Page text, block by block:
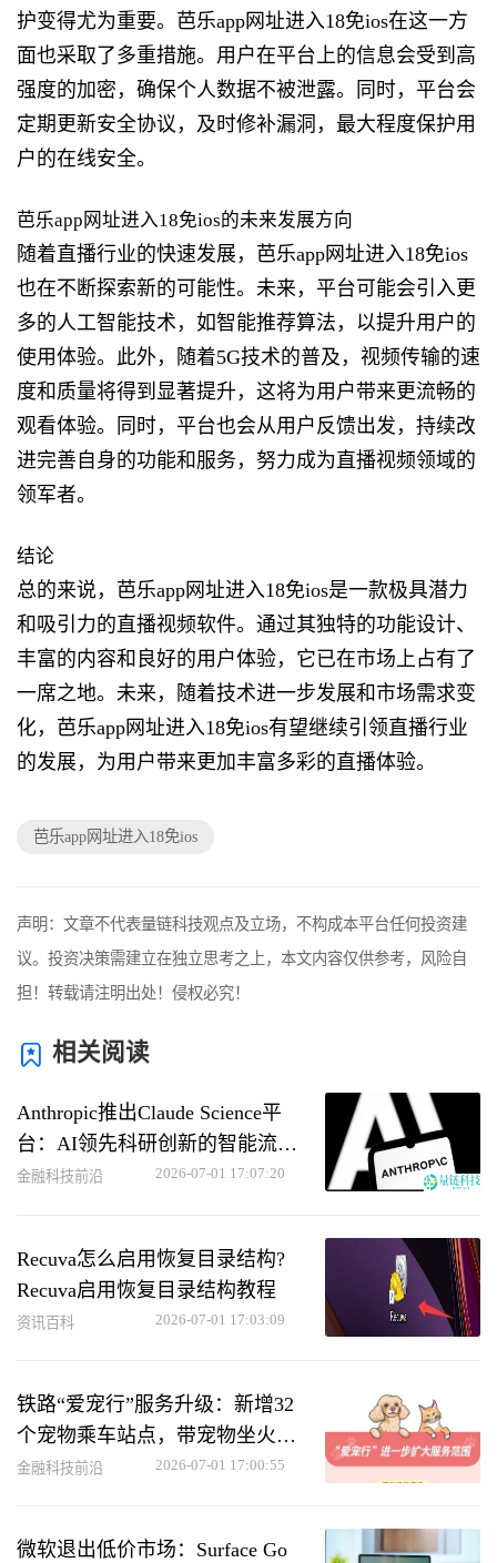
护变得尤为重要。芭乐app网址进入18免ios在这一方
面也采取了多重措施。用户在平台上的信息会受到高
强度的加密，确保个人数据不被泄露。同时，平台会
定期更新安全协议，及时修补漏洞，最大程度保护用
户的在线安全。
芭乐app网址进入18免ios的未来发展方向
随着直播行业的快速发展，芭乐app网址进入18免ios
也在不断探索新的可能性。未来，平台可能会引入更
多的人工智能技术，如智能推荐算法，以提升用户的
使用体验。此外，随着5G技术的普及，视频传输的速
度和质量将得到显著提升，这将为用户带来更流畅的
观看体验。同时，平台也会从用户反馈出发，持续改
进完善自身的功能和服务，努力成为直播视频领域的
领军者。
结论
总的来说，芭乐app网址进入18免ios是一款极具潜力
和吸引力的直播视频软件。通过其独特的功能设计、
丰富的内容和良好的用户体验，它已在市场上占有了
一席之地。未来，随着技术进一步发展和市场需求变
化，芭乐app网址进入18免ios有望继续引领直播行业
的发展，为用户带来更加丰富多彩的直播体验。
芭乐app网址进入18免ios
声明：文章不代表量链科技观点及立场，不构成本平台任何投资建
议。投资决策需建立在独立思考之上，本文内容仅供参考，风险自
担！转载请注明出处！侵权必究！
相关阅读
Anthropic推出Claude Science平
台：AI领先科研创新的智能流水
线
金融科技前沿 2026-07-01 17:07:20
Recuva怎么启用恢复目录结构?
Recuva启用恢复目录结构教程
资讯百科 2026-07-01 17:03:09
铁路“爱宠行”服务升级：新增32
个宠物乘车站点，带宠物坐火车
更便捷
金融科技前沿 2026-07-01 17:00:55
微软退出低价市场：Surface Go